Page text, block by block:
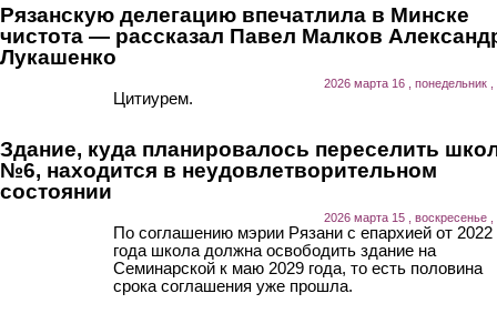
Рязанскую делегацию впечатлила в Минске
чистота — рассказал Павел Малков
Лукашенко
2026 марта 16 , понедельник ,
Цитиурем.
Здание, куда планировалось переселить
№6, находится в неудовлетворительном
состоянии
2026 марта 15 , воскресенье ,
По соглашению мэрии Рязани с епархией от 2022
года школа должна освободить здание на
Семинарской к маю 2029 года, то есть половина
срока соглашения уже прошла.